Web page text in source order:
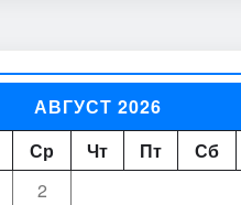
АВГУСТ 2026
Ср Чт Пт Сб
2